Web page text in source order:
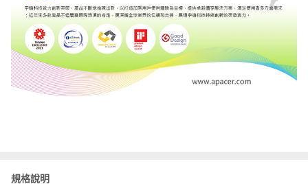
規格說明